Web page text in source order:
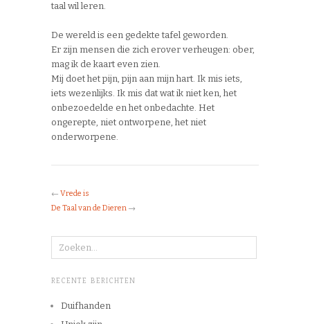
taal wil leren.
De wereld is een gedekte tafel geworden.
Er zijn mensen die zich erover verheugen: ober,
mag ik de kaart even zien.
Mij doet het pijn, pijn aan mijn hart. Ik mis iets,
iets wezenlijks. Ik mis dat wat ik niet ken, het
onbezoedelde en het onbedachte. Het
ongerepte, niet ontworpene, het niet
onderworpene.
← Vrede is
De Taal van de Dieren →
RECENTE BERICHTEN
Duifhanden